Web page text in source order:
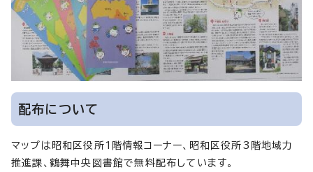
配布について
マップは昭和区役所1階情報コーナー、昭和区役所3階地域力
推進課、鶴舞中央図書館で無料配布しています。